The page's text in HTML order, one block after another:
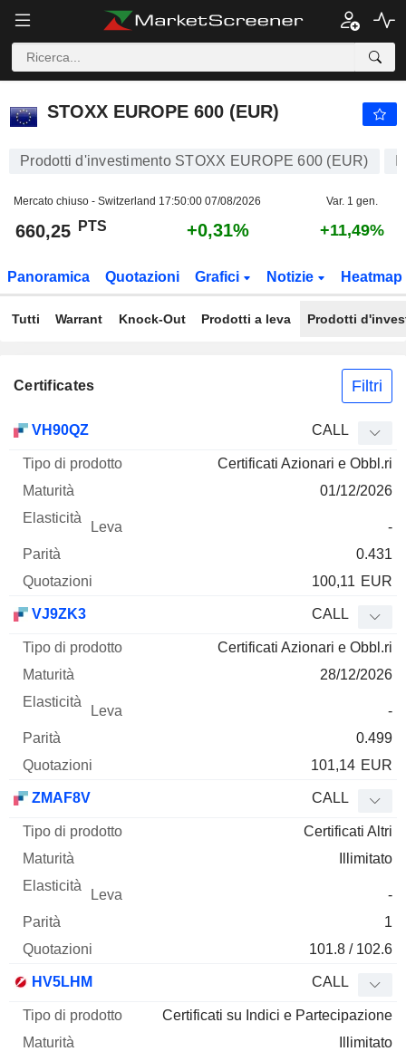
STOXX EUROPE 600 (EUR)
Prodotti d'investimento STOXX EUROPE 600 (EUR)
Mercato chiuso - Switzerland 17:50:00 07/08/2026 Var. 1 gen.
660,25 PTS +0,31% +11,49%
Panoramica Quotazioni Grafici Notizie Heatmap
Tutti Warrant Knock-Out Prodotti a leva Prodotti
Certificates Filtri
VH90QZ CALL
Certificati Azionari e Obbl.ri
01/12/2026
-
0.431
100,11 EUR
VJ9ZK3 CALL
Certificati Azionari e Obbl.ri
28/12/2026
-
0.499
101,14 EUR
ZMAF8V CALL
Certificati Altri
Illimitato
-
1
101.8 / 102.6
HV5LHM CALL
Certificati su Indici e Partecipazione
Illimitato